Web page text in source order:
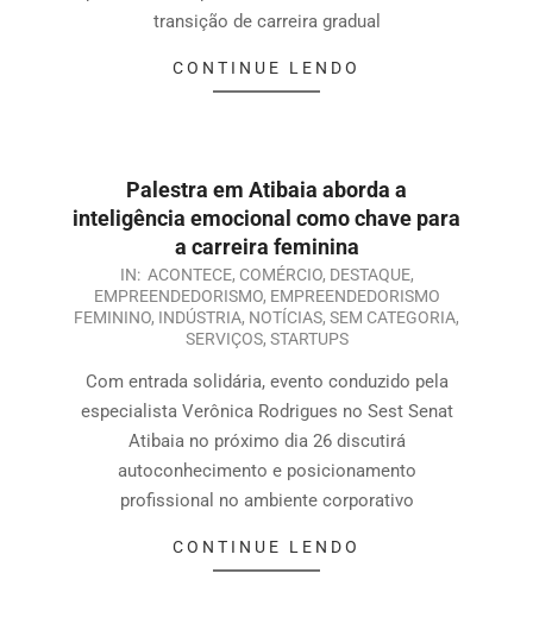
transição de carreira gradual
CONTINUE LENDO
Palestra em Atibaia aborda a
inteligência emocional como chave para
a carreira feminina
IN: ACONTECE, COMÉRCIO, DESTAQUE,
EMPREENDEDORISMO, EMPREENDEDORISMO
FEMININO, INDÚSTRIA, NOTÍCIAS, SEM CATEGORIA,
SERVIÇOS, STARTUPS
Com entrada solidária, evento conduzido pela
especialista Verônica Rodrigues no Sest Senat
Atibaia no próximo dia 26 discutirá
autoconhecimento e posicionamento
profissional no ambiente corporativo
CONTINUE LENDO